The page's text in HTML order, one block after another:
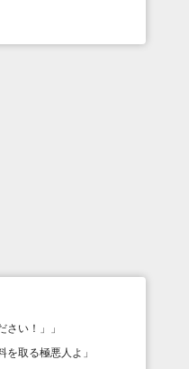
さい！」
」
を取る極悪人よ 」